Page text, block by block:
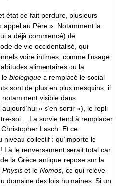
état de fait perdure, plusieurs
appel au Père ». Notamment la
a déjà commencé) de
de vie occidentalisé, qui
voire intimes, comme l’usage
alimentaires ou la
le biologique a remplacé le social
sont de plus en plus mesquins, il
visible dans
« s’en sortir »), le repli
soi… La survie tend à remplacer
Lasch. Et ce
niveau collectif : qu’importe le
Là le renversement serait total car
la Grèce antique repose sur la
Physis et le Nomos , ce qui relève
domaine des lois humaines. Si un